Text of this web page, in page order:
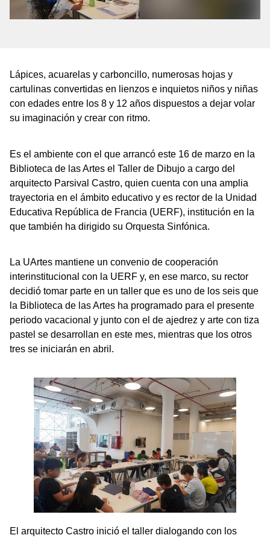
Lápices, acuarelas y carboncillo, numerosas hojas y
cartulinas convertidas en lienzos e inquietos niños y niñas
con edades entre los 8 y 12 años dispuestos a dejar volar
su imaginación y crear con ritmo.
Es el ambiente con el que arrancó este 16 de marzo en la
Biblioteca de las Artes el Taller de Dibujo a cargo del
arquitecto Parsival Castro, quien cuenta con una amplia
trayectoria en el ámbito educativo y es rector de la Unidad
Educativa República de Francia (UERF), institución en la
que también ha dirigido su Orquesta Sinfónica.
La UArtes mantiene un convenio de cooperación
interinstitucional con la UERF y, en ese marco, su rector
decidió tomar parte en un taller que es uno de los seis que
la Biblioteca de las Artes ha programado para el presente
periodo vacacional y junto con el de ajedrez y arte con tiza
pastel se desarrollan en este mes, mientras que los otros
tres se iniciarán en abril.
El arquitecto Castro inició el taller dialogando con los